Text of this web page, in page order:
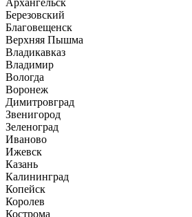
Березовский
Благовещенск
Верхняя Пышма
Владикавказ
Владимир
Вологда
Воронеж
Димитровград
Звенигород
Зеленоград
Иваново
Ижевск
Казань
Калининград
Копейск
Королев
Кострома